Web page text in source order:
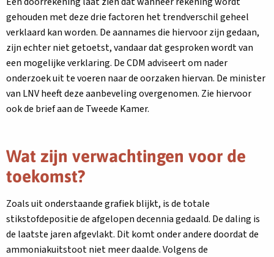
gehouden met deze drie factoren het trendverschil geheel
verklaard kan worden. De aannames die hiervoor zijn gedaan,
zijn echter niet getoetst, vandaar dat gesproken wordt van
een mogelijke verklaring. De CDM adviseert om nader
onderzoek uit te voeren naar de oorzaken hiervan. De minister
van LNV heeft deze aanbeveling overgenomen. Zie hiervoor
ook de brief aan de Tweede Kamer.
Wat zijn verwachtingen voor de
toekomst?
Zoals uit onderstaande grafiek blijkt, is de totale
stikstofdepositie de afgelopen decennia gedaald. De daling is
de laatste jaren afgevlakt. Dit komt onder andere doordat de
ammoniakuitstoot niet meer daalde. Volgens de